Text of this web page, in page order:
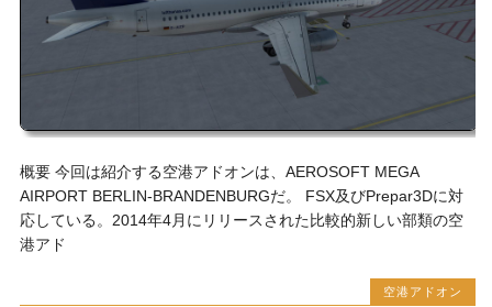
概要 今回は紹介する空港アドオンは、AEROSOFT MEGA
AIRPORT BERLIN-BRANDENBURGだ。 FSX及びPrepar3Dに対
応している。2014年4月にリリースされた比較的新しい部類の空
港アド
空港アドオン